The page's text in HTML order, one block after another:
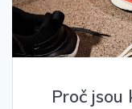
Proč